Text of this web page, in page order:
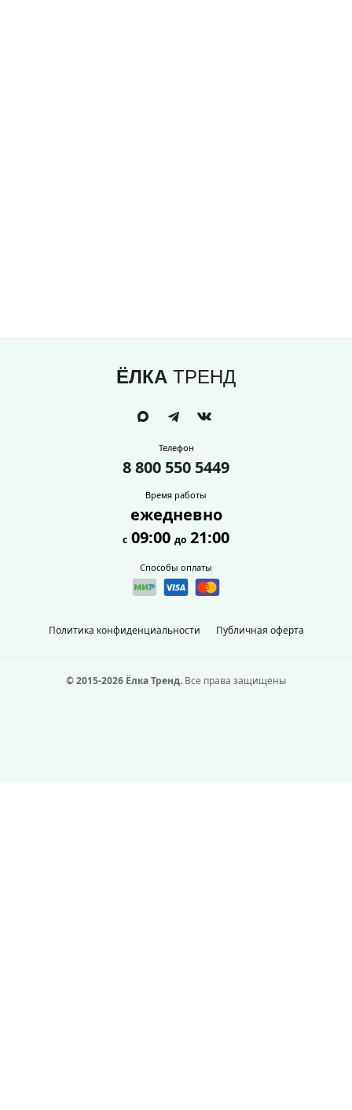
ЁЛКА ТРЕНД
Политика конфиденциальности Публичная оферта
Телефон
8 800 550 5449
Время работы
ежедневно
с 09:00 до 21:00
Способы оплаты
© 2015-2026 Ёлка Тренд. Все права защищены